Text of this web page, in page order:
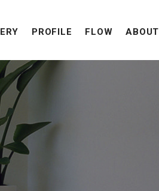
PROFILE FLOW ABOUT